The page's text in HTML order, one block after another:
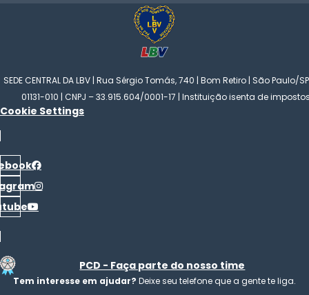
SEDE CENTRAL DA LBV | Rua Sérgio Tomás, 740 | Bom Retiro | São Paulo/SP
01131-010 | CNPJ – 33.915.604/0001-17 | Instituição isenta de
Cookie Settings
PCD - Faça parte do nosso time
Tem interesse em ajudar? Deixe seu telefone que a gente te liga.